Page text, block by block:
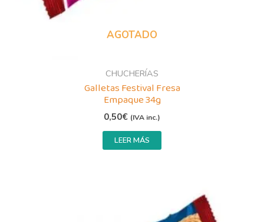
AGOTADO
CHUCHERÍAS
Galletas Festival Fresa
Empaque 34g
0,50€ (IVA inc.)
LEER MÁS